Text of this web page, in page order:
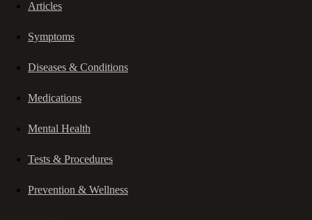
Articles
Symptoms
Diseases & Conditions
Medications
Mental Health
Tests & Procedures
Prevention & Wellness